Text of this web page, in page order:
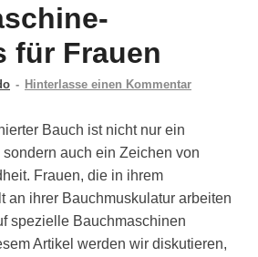
für Frauen
- Hinterlasse einen Kommentar
Bauch ist nicht nur ein
auch ein Zeichen von
Frauen, die in ihrem
an ihrer Bauchmuskulatur arbeiten
spezielle Bauchmaschinen
Artikel werden wir diskutieren,